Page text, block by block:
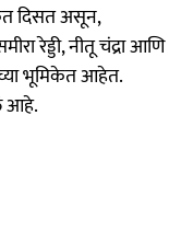
दिसत असून,
रेड्डी, नीतू चंद्रा आणि
भूमिकेत आहेत.
आहे.